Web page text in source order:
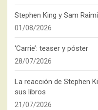
Stephen King y Sam
01/08/2026
‘Carrie’: teaser y póster
28/07/2026
La reacción de Stephen
sus libros
21/07/2026